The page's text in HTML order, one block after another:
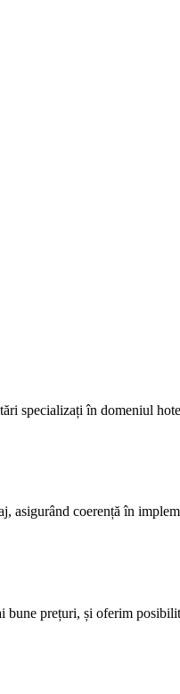
specializați în domeniul
asigurând coerență în
prețuri, și oferim